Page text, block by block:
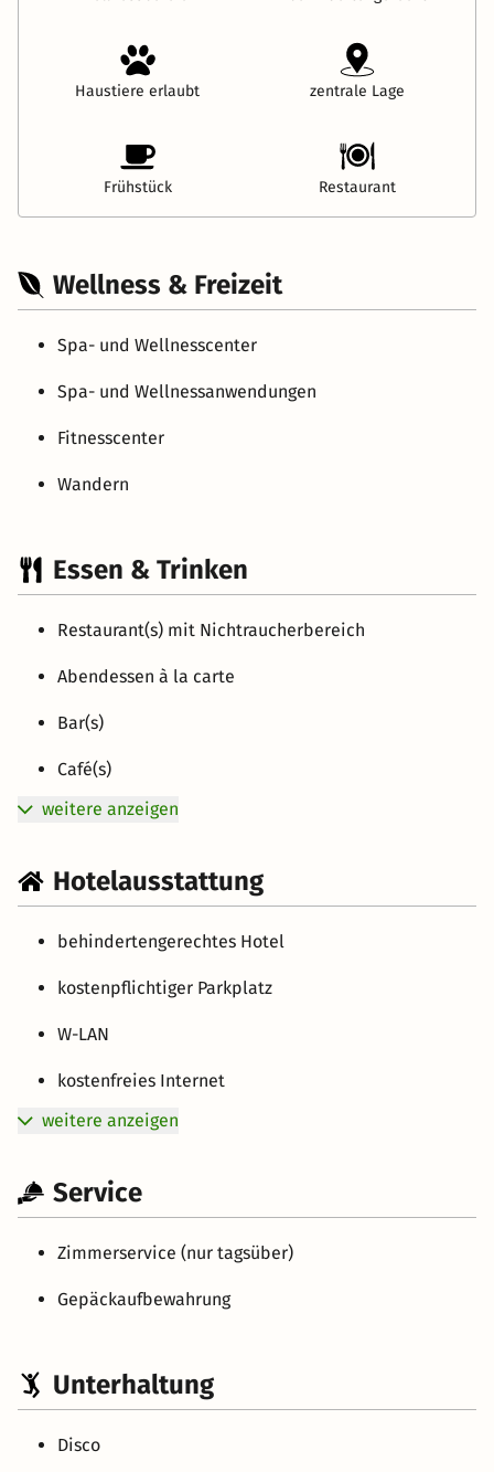
Haustiere erlaubt zentrale Lage
Frühstück Restaurant
Wellness & Freizeit
Spa- und Wellnesscenter
Spa- und Wellnessanwendungen
Fitnesscenter
Wandern
Essen & Trinken
Restaurant(s) mit Nichtraucherbereich
Abendessen à la carte
Bar(s)
Café(s)
weitere anzeigen
Hotelausstattung
behindertengerechtes Hotel
kostenpflichtiger Parkplatz
W-LAN
kostenfreies Internet
weitere anzeigen
Service
Zimmerservice (nur tagsüber)
Gepäckaufbewahrung
Unterhaltung
Disco